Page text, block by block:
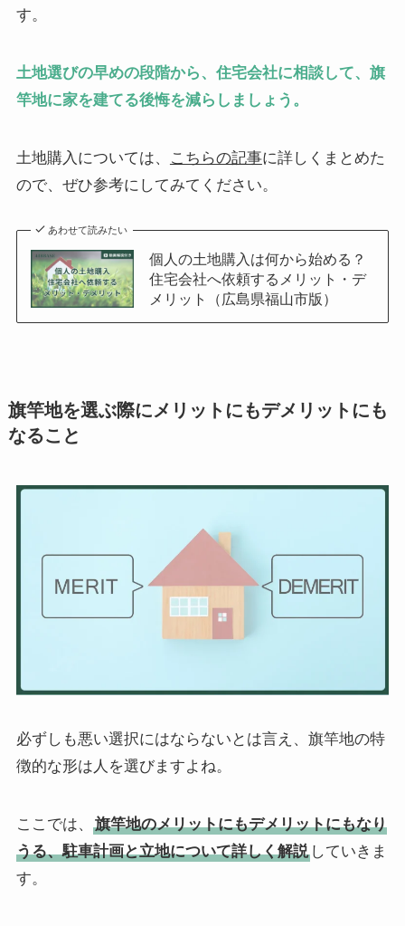
す。
土地選びの早めの段階から、住宅会社に相談して、旗
竿地に家を建てる後悔を減らしましょう。
土地購入については、 こちらの記事に詳しくまとめた
ので、ぜひ参考にしてみてください。
あわせて読みたい
個人の土地購入は何から始める？
住宅会社へ依頼するメリット・デ
メリット（広島県福山市版）
旗竿地を選ぶ際にメリットにもデメリットにも
なること
必ずしも悪い選択にはならないとは言え、旗竿地の特
徴的な形は人を選びますよね。
ここでは、
旗竿地のメリットにもデメリットにもなり
うる、駐車計画と立地について詳しく解説していきま
す。